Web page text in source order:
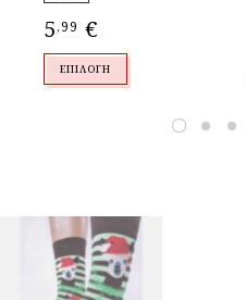
5,99 €
ΕΠΙΛΟΓΉ